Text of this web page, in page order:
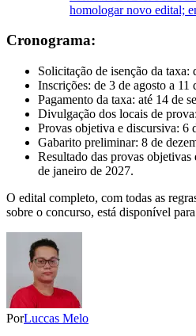
homologar novo edital;
Cronograma:
Solicitação de isenção da taxa:
Inscrições: de 3 de agosto a 11
Pagamento da taxa: até 14 de
Divulgação dos locais de
Provas objetiva e discursiva: 6
Gabarito preliminar: 8 de
Resultado das provas
de janeiro de 2027.
O edital completo, com todas as
sobre o concurso, está disponível
PorLuccas Melo